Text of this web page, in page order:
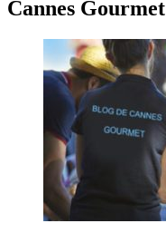
Cannes Gourmet